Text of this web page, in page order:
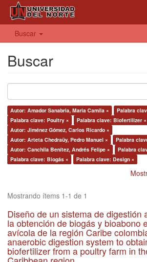
Buscar
Buscar
Autor: Amador Sanabria, Maria Camila ×
Palabra
Palabra clave: Poultry ×
Palabra clave: Biofertilizer ×
Autor: Jiménez Gómez, Carlos Ricardo ×
Autor: Arteta Chedraüy, Pedro Manuel ×
Palabra
Autor: Canchila Benítez, Andrés Felipe ×
Palabra
Palabra clave: Biogás ×
Palabra clave: Design ×
Mostrando ítems 1-1 de 1
Diseño de un sistema de digestión
la obtención de biogás y bioabono
avícola de la región Caribe
anaerobic digestion system to
biofertilizer from a poultry farm in